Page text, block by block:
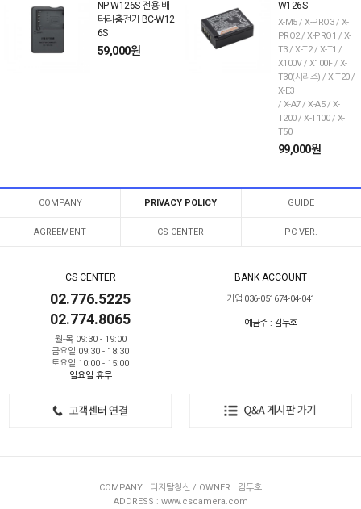
NP-W126S 전용 배
터리충전기 BC-W12
6S
59,000원
W126S
X-M5 / X-PRO3 / X-
PRO2 / X-PRO1 / X-
T3 / X-T2 / X-T1 /
X100V / X100F / X-
T30(시리즈) / X-T20 /
X-E3
/ X-A7 / X-A5 / X-
T200 / X-T100 / X-
T50
99,000원
COMPANY PRIVACY POLICY GUIDE
AGREEMENT CS CENTER PC VER.
CS CENTER
02.776.5225
02.774.8065
월-목 09:30 - 19:00
금요일 09:30 - 18:30
토요일 10:00 - 15:00
일요일 휴무
BANK ACCOUNT
기업 036-051674-04-041
예금주 : 김두호
COMPANY : 디지탈창신 / OWNER : 김두호
ADDRESS : www.cscamera.com